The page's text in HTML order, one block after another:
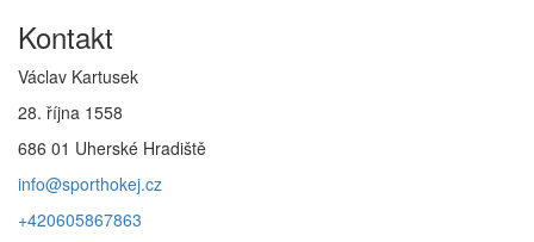
Kontakt
Václav Kartusek
28. října 1558
686 01 Uherské Hradiště
info@sporthokej.cz
+420605867863